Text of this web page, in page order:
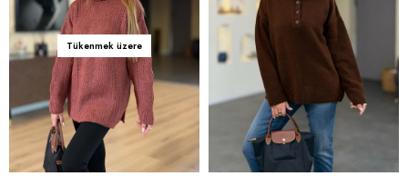
Tükenmek üzere